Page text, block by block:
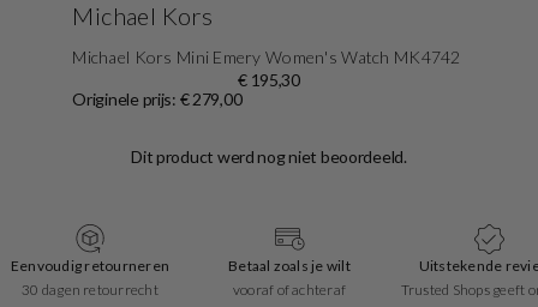
Michael Kors
Michael Kors Mini Emery Women's Watch MK4742
€ 195,30
Originele prijs: € 279,00
Eenvoudig retourneren
30 dagen retourrecht
Betaal zoals je wilt
vooraf of achteraf
Uitstekende
Trusted Shops geeft